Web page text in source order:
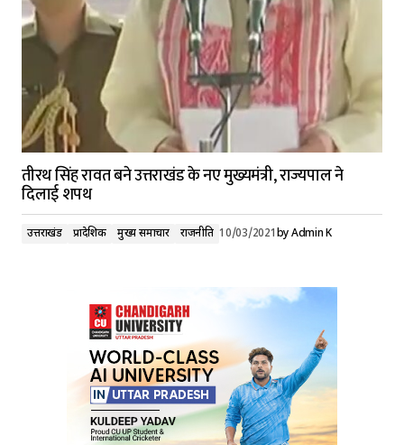
तीरथ सिंह रावत बने उत्तराखंड के नए मुख्यमंत्री, राज्यपाल ने
दिलाई शपथ
उत्तराखंड प्रादेशिक मुख्य समाचार राजनीति 10/03/2021byAdmin K